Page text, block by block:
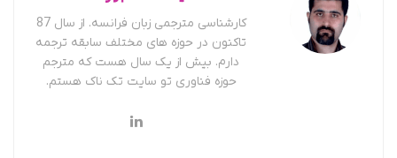
کارشناسی مترجمی زبان فرانسه. از سال 87
تاکنون در حوزه های مختلف سابقه ترجمه
دارم. بیش از یک سال هست که مترجم
حوزه فناوری تو سایت تک ناک هستم.